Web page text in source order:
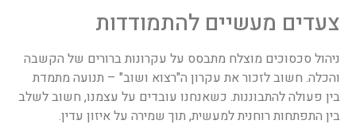
צעדים מעשיים להתמודדות
ניהול סכסוכים מוצלח מתבסס על עקרונות ברורים של הקשבה
והכלה. חשוב לזכור את עקרון ה"רצוא ושוב" – תנועה מתמדת
בין פעולה להתבוננות. כשאנחנו עובדים על עצמנו, חשוב לשלב
בין התפתחות רוחנית למעשית, תוך שמירה על איזון עדין.